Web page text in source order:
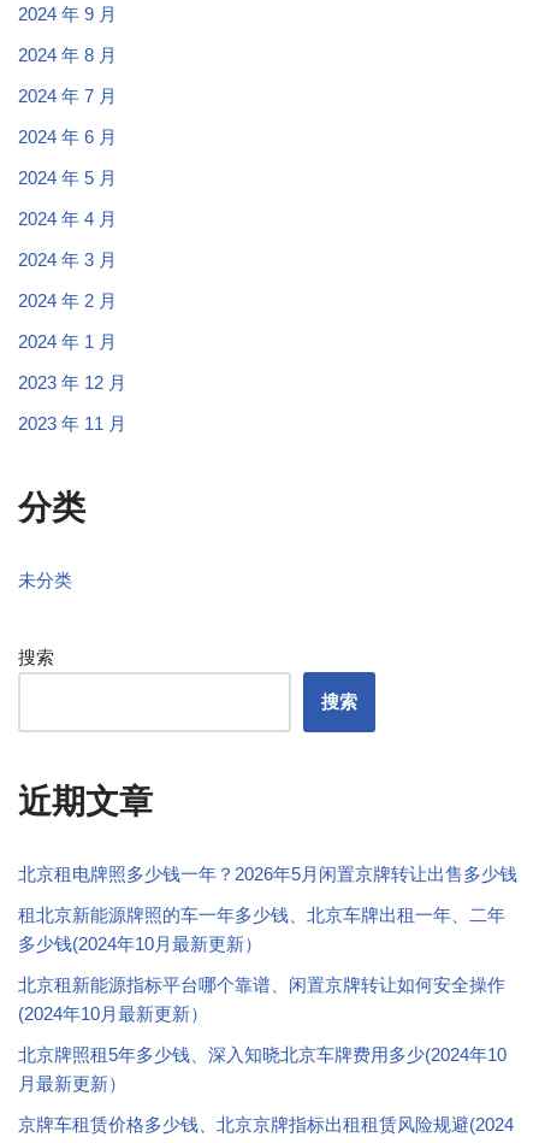
2024 年 9 月
2024 年 8 月
2024 年 7 月
2024 年 6 月
2024 年 5 月
2024 年 4 月
2024 年 3 月
2024 年 2 月
2024 年 1 月
2023 年 12 月
2023 年 11 月
分类
未分类
搜索
搜索
近期文章
北京租电牌照多少钱一年？2026年5月闲置京牌转让出售多少钱
租北京新能源牌照的车一年多少钱、北京车牌出租一年、二年
多少钱(2024年10月最新更新）
北京租新能源指标平台哪个靠谱、闲置京牌转让如何安全操作
(2024年10月最新更新）
北京牌照租5年多少钱、深入知晓北京车牌费用多少(2024年10
月最新更新）
京牌车租赁价格多少钱、北京京牌指标出租租赁风险规避(2024